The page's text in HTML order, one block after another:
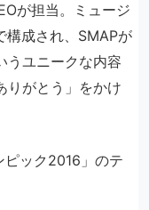
が担当。ミュージ
構成され、SMAPが
うユニークな内容
りがとう」をかけ
ピック2016」のテ